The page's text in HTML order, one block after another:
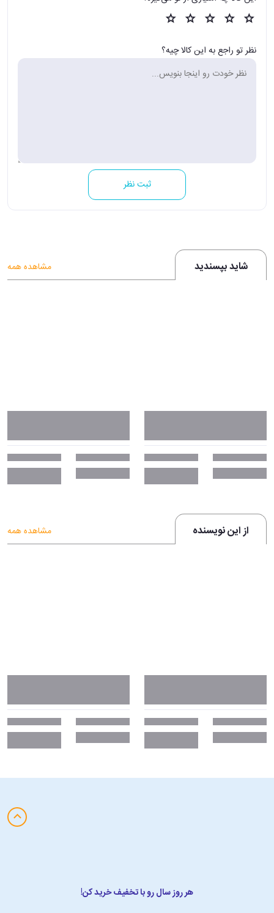
نظر تو راجع به این کالا چیه؟
ثبت نظر
شاید بپسندید مشاهده همه
از این نویسنده مشاهده همه
هر روز سال رو با تخفیف خرید کن!